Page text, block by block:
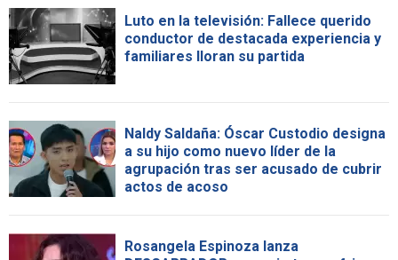
Luto en la televisión: Fallece querido
conductor de destacada experiencia y
familiares lloran su partida
Naldy Saldaña: Óscar Custodio designa
a su hijo como nuevo líder de la
agrupación tras ser acusado de cubrir
actos de acoso
Rosangela Espinoza lanza